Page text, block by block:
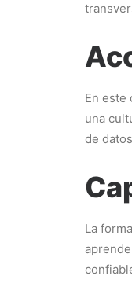
En este
una
de
La